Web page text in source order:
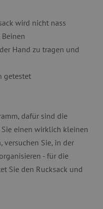
wird nicht nass
Beinen
Hand zu tragen und
getestet
dafür sind die
Sie einen wirklich kleinen
versuchen Sie, in der
- für die
Sie den Rucksack und
Performance
ermöglichen
Website wie die
PHP.net
www.agathaswelt.de